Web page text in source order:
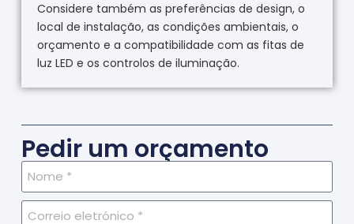
Considere também as preferências de design, o
local de instalação, as condições ambientais, o
orçamento e a compatibilidade com as fitas de
luz LED e os controlos de iluminação.
Pedir um orçamento